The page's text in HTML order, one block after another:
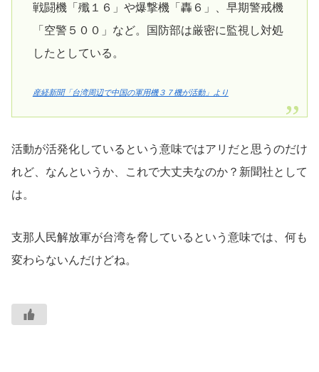
戦闘機「殲１６」や爆撃機「轟６」、早期警戒機
「空警５００」など。国防部は厳密に監視し対処
したとしている。
産経新聞「台湾周辺で中国の軍用機３７機が活動」より
活動が活発化しているという意味ではアリだと思うのだけ
れど、なんというか、これで大丈夫なのか？新聞社として
は。
支那人民解放軍が台湾を脅しているという意味では、何も
変わらないんだけどね。